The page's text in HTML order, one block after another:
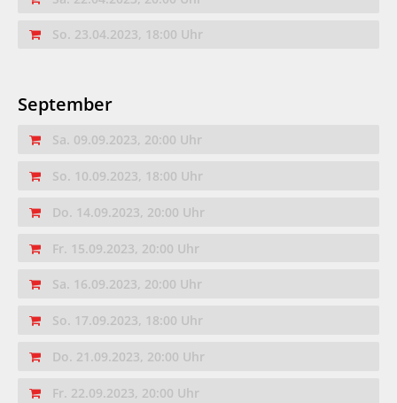
So. 23.04.2023, 18:00 Uhr
September
Sa. 09.09.2023, 20:00 Uhr
So. 10.09.2023, 18:00 Uhr
Do. 14.09.2023, 20:00 Uhr
Fr. 15.09.2023, 20:00 Uhr
Sa. 16.09.2023, 20:00 Uhr
So. 17.09.2023, 18:00 Uhr
Do. 21.09.2023, 20:00 Uhr
Fr. 22.09.2023, 20:00 Uhr